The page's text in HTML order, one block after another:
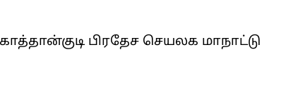
பிரதேச செயலக மாநாட்டு